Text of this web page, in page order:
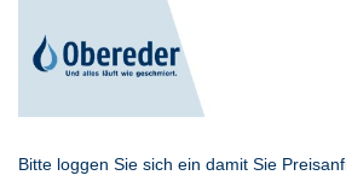
Bitte loggen Sie sich ein damit Sie